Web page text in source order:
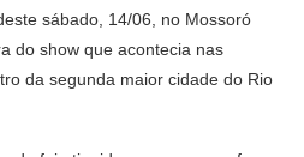
sábado, 14/06, no Mossoró
do show que acontecia nas
da segunda maior cidade do Rio